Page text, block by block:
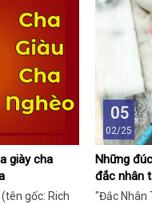
giày cha
gốc: Rich
05
02/25
Những
đắc nhân
"Đắc Nhân